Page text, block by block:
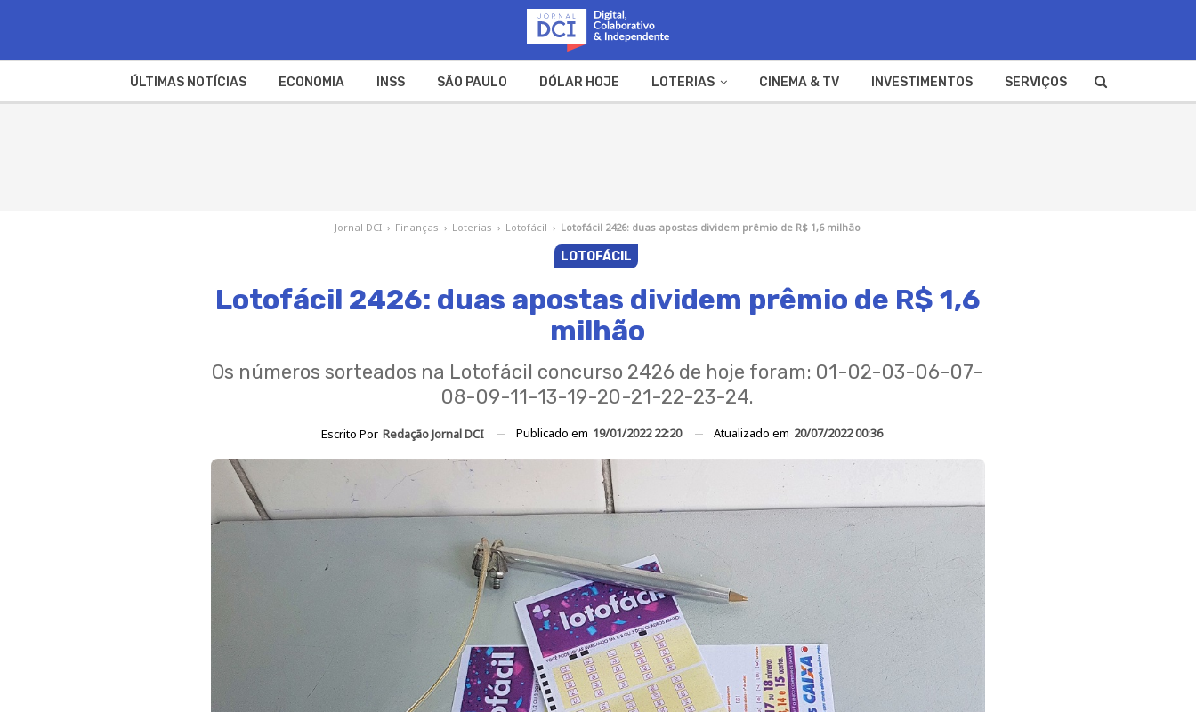
ÚLTIMAS NOTÍCIAS ECONOMIA INSS SÃO PAULO DÓLAR HOJE LOTERIAS CINEMA & TV INVESTIMENTOS SERVIÇOS
Jornal DCI › Finanças › Loterias › Lotofácil › Lotofácil 2426: duas apostas dividem prêmio de R$ 1,6 milhão
LOTOFÁCIL
Lotofácil 2426: duas apostas dividem prêmio de R$ 1,6
milhão
Os números sorteados na Lotofácil concurso 2426 de hoje foram: 01-02-03-06-07-
08-09-11-13-19-20-21-22-23-24.
Escrito Por Redação Jornal DCI Publicado em 19/01/2022 22:20 Atualizado em 20/07/2022 00:36